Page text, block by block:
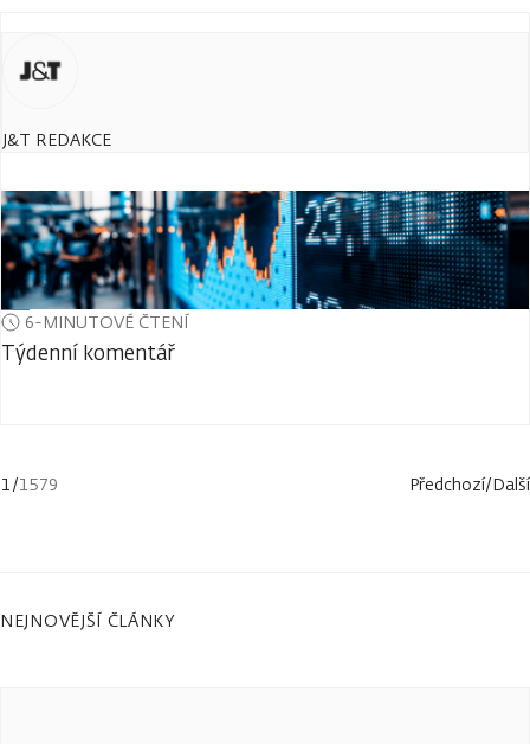
J&T REDAKCE
6-MINUTOVÉ ČTENÍ
Týdenní komentář
1/1579 Předchozí/Další
NEJNOVĚJŠÍ ČLÁNKY